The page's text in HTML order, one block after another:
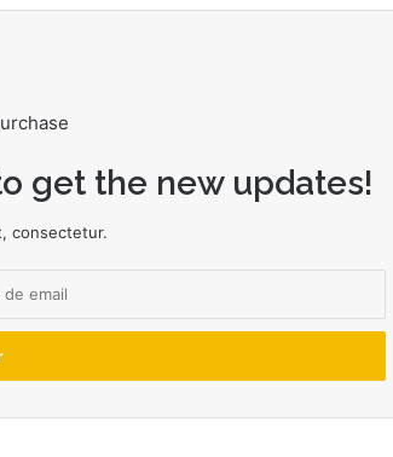
get the new updates!
consectetur.